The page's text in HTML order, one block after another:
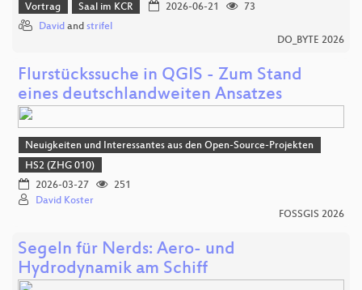
Vortrag Saal im KCR 2026-06-21
73
David and strifel
DO_BYTE 2026
Flurstückssuche in QGIS - Zum Stand
eines deutschlandweiten Ansatzes
Neuigkeiten und Interessantes aus den Open-Source-Projekten
HS2 (ZHG 010)
2026-03-27
251
David Koster
FOSSGIS 2026
Segeln für Nerds: Aero- und
Hydrodynamik am Schiff